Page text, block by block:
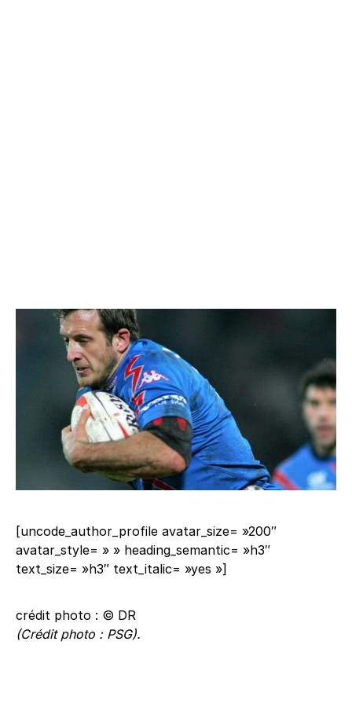
[uncode_author_profile avatar_size= »200″
avatar_style= » » heading_semantic= »h3″
text_size= »h3″ text_italic= »yes »]
crédit photo : © DR
(Crédit photo : PSG).